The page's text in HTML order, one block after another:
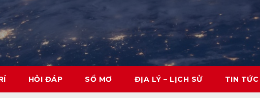
HỎI ĐÁP SỔ MƠ ĐỊA LÝ – LỊCH SỬ TIN TỨC